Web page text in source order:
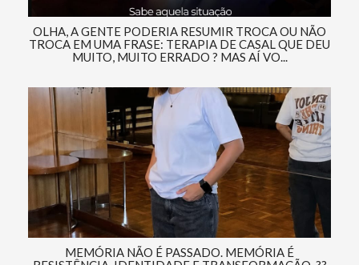
OLHA, A GENTE PODERIA RESUMIR TROCA OU NÃO
TROCA EM UMA FRASE: TERAPIA DE CASAL QUE DEU
MUITO, MUITO ERRADO ? MAS AÍ VO...
MEMÓRIA NÃO É PASSADO. MEMÓRIA É